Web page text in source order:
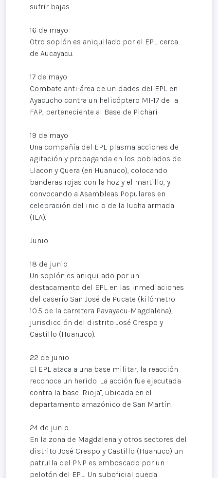
sufrir bajas.
16 de mayo
Otro soplón es aniquilado por el EPL cerca
de Aucayacu.
17 de mayo
Combate anti-área de unidades del EPL en
Ayacucho contra un helicóptero MI-17 de la
FAP, perteneciente al Base de Pichari.
19 de mayo
Una compañía del EPL plasma acciones de
agitación y propaganda en los poblados de
Llacon y Quera (en Huanuco), colocando
banderas rojas con la hoz y el martillo, y
convocando a Asambleas Populares en
celebración del inicio de la lucha armada
(ILA).
Junio
18 de junio
Un soplón es aniquilado por un
destacamento del EPL en las inmediaciones
del caserío San José de Pucate (kilómetro
10.5 de la carretera Pavayacu-Magdalena),
jurisdicción del distrito José Crespo y
Castillo (Huanuco).
22 de junio
El EPL ataca a una base militar, la reacción
reconoce un herido. La acción fue ejecutada
contra la base "Rioja", ubicada en el
departamento amazónico de San Martín.
24 de junio
En la zona de Magdalena y otros sectores del
distrito José Crespo y Castillo (Huanuco) un
patrulla del PNP es emboscado por un
pelotón del EPL. Un suboficial queda